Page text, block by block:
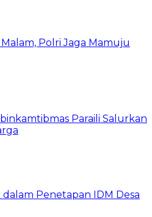
Polri Jaga Mamuju
Paraili Salurkan
Penetapan IDM Desa